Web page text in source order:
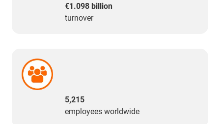
€1.098 billion
turnover
5,215
employees worldwide